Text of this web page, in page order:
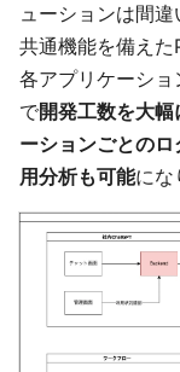
ューションは間違
共通機能を備えた
各アプリケーショ
で開発工数を大幅
ーションごとの
用分析も可能にな